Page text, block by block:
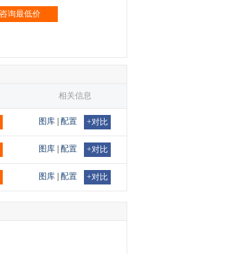
咨询最低价
相关信息
图库 配置 +对比
图库 配置 +对比
图库 配置 +对比